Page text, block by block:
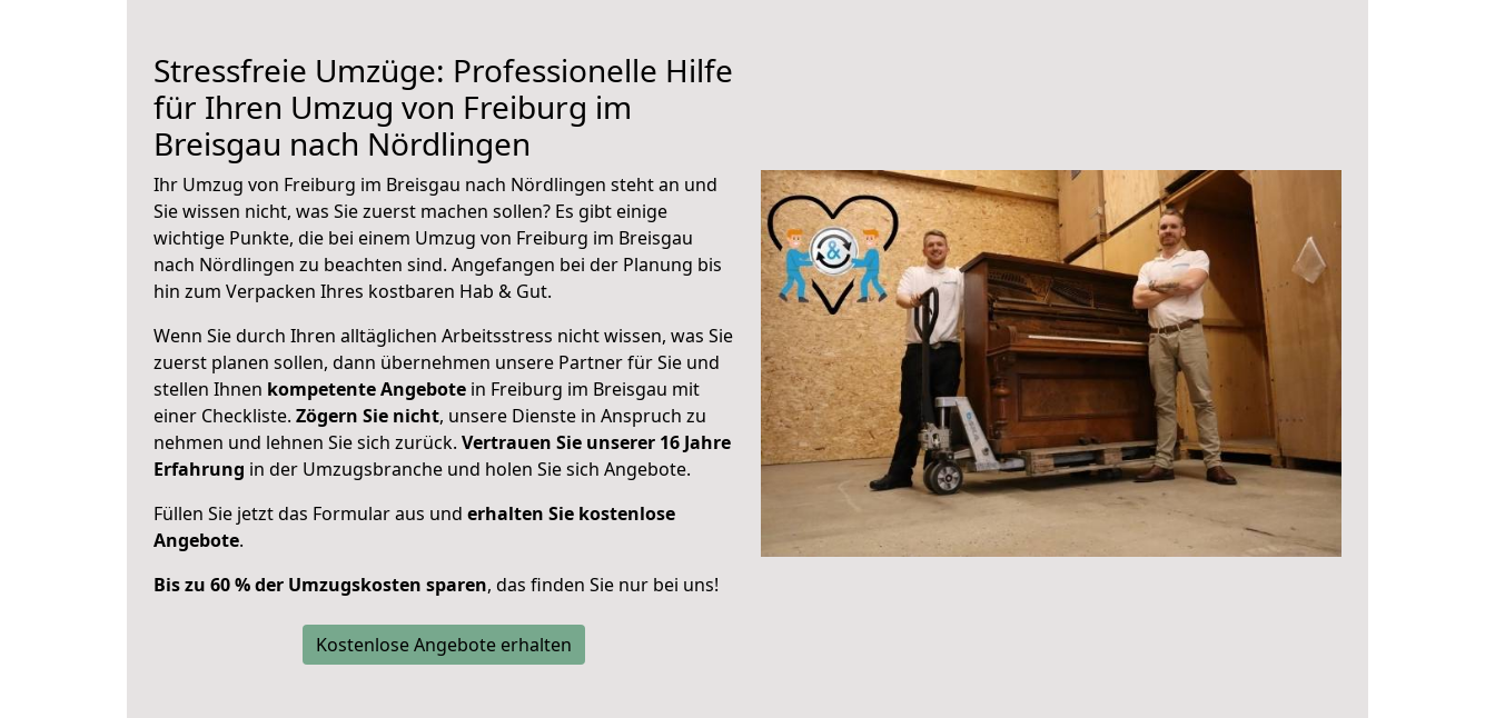
Stressfreie Umzüge: Professionelle Hilfe
für Ihren Umzug von Freiburg im
Breisgau nach Nördlingen
Ihr Umzug von Freiburg im Breisgau nach Nördlingen steht an und
Sie wissen nicht, was Sie zuerst machen sollen? Es gibt einige
wichtige Punkte, die bei einem Umzug von Freiburg im Breisgau
nach Nördlingen zu beachten sind. Angefangen bei der Planung bis
hin zum Verpacken Ihres kostbaren Hab & Gut.
Wenn Sie durch Ihren alltäglichen Arbeitsstress nicht wissen, was Sie
zuerst planen sollen, dann übernehmen unsere Partner für Sie und
stellen Ihnen kompetente Angebote in Freiburg im Breisgau mit
einer Checkliste. Zögern Sie nicht, unsere Dienste in Anspruch zu
nehmen und lehnen Sie sich zurück. Vertrauen Sie unserer 16 Jahre
Erfahrung in der Umzugsbranche und holen Sie sich Angebote.
Füllen Sie jetzt das Formular aus und erhalten Sie kostenlose
Angebote.
Bis zu 60 % der Umzugskosten sparen, das finden Sie nur bei uns!
Kostenlose Angebote erhalten